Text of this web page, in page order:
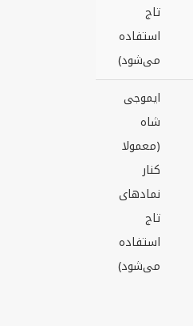
تاج
استفاده
می‌شود)
ایموجی
شاه
(معمولا
کنار
نمادهای
تاج
استفاده
می‌شود)